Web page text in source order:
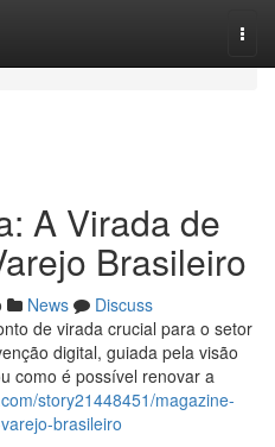
A Virada de
Brasileiro
News
Discuss
de virada crucial para o setor
digital, guiada pela visão
como é possível renovar a
story21448451/magazine-
brasileiro